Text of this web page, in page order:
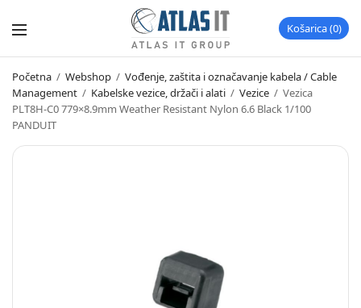
Košarica 0
Početna / Webshop / Vođenje, zaštita i označavanje kabela / Cable
Management / Kabelske vezice, držači i alati / Vezice / Vezica
PLT8H-C0 779×8.9mm Weather Resistant Nylon 6.6 Black 1/100
PANDUIT